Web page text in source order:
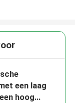
een laag
hoog